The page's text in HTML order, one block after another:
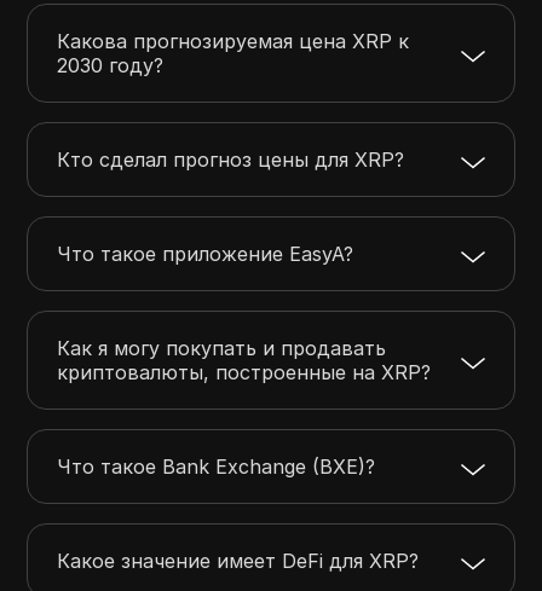
Какова прогнозируемая цена XRP к
2030 году?
Кто сделал прогноз цены для XRP?
Что такое приложение EasyA?
Как я могу покупать и продавать
криптовалюты, построенные на XRP?
Что такое Bank Exchange (BXE)?
Какое значение имеет DeFi для XRP?